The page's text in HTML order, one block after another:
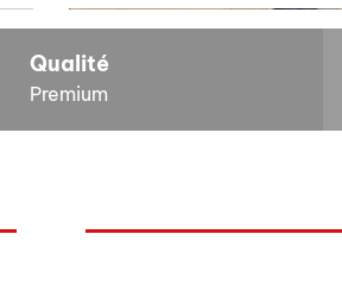
6464E4
Qualité
Premium